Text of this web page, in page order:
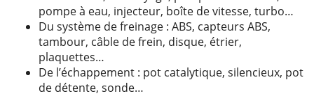
pompe à eau, injecteur, boîte de vitesse, turbo…
Du système de freinage : ABS, capteurs ABS,
tambour, câble de frein, disque, étrier,
plaquettes…
De l’échappement : pot catalytique, silencieux, pot
de détente, sonde…